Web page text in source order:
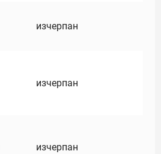
изчерпан
изчерпан
изчерпан